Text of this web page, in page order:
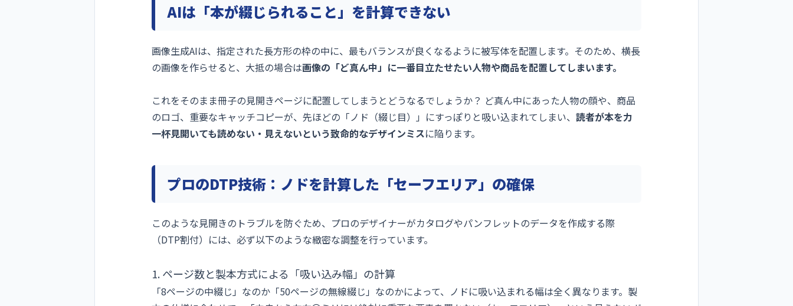
AIは「本が綴じられること」を計算できない
画像生成AIは、指定された長方形の枠の中に、最もバランスが良くなるように被写体を配置します。そのため、横長
の画像を作らせると、大抵の場合は画像の「ど真ん中」に一番目立たせたい人物や商品を配置してしまいます。
これをそのまま冊子の見開きページに配置してしまうとどうなるでしょうか？ ど真ん中にあった人物の顔や、商品
のロゴ、重要なキャッチコピーが、先ほどの「ノド（綴じ目）」にすっぽりと吸い込まれてしまい、 読者が本を力
一杯見開いても読めない・見えないという致命的なデザインミスに陥ります。
プロのDTP技術：ノドを計算した「セーフエリア」の確保
このような見開きのトラブルを防ぐため、プロのデザイナーがカタログやパンフレットのデータを作成する際
（DTP割付）には、必ず以下のような緻密な調整を行っています。
1. ページ数と製本方式による「吸い込み幅」の計算
「8ページの中綴じ」なのか「50ページの無線綴じ」なのかによって、ノドに吸い込まれる幅は全く異なります。製